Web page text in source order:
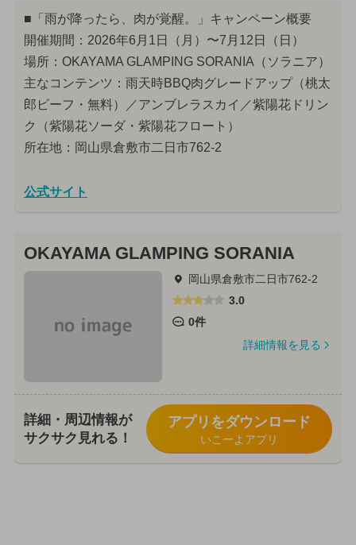
■「雨が降ったら、肉が覚醒。」キャンペーン概要
開催期間：2026年6月1日（月）〜7月12日（日）
場所：OKAYAMA GLAMPING SORANIA（ソラニア）
主なコンテンツ：雨天時BBQ肉グレードアップ（桃太
郎ビーフ・無料）／アンブレラスカイ／紫陽花ドリン
ク（紫陽花ソーダ・紫陽花フロート）
所在地：岡山県倉敷市二日市762-2
公式サイト
OKAYAMA GLAMPING SORANIA
岡山県倉敷市二日市762-2
3.0
0件
詳細情報を見る
詳細・周辺情報が
サクサク見れる！
アプリをダウンロード
いこーよアプリ